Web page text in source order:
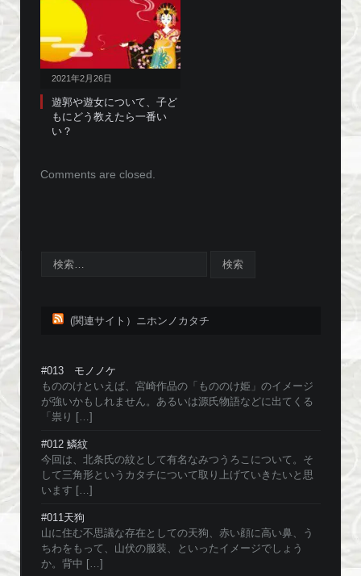
2021年2月26日
遊郭や遊女について、子ど
もにどう教えたら一番い
い？
Comments are closed.
(関連サイト）ニホンノカタチ
#013 モノノケ
もののけといえば、宮崎作品の「もののけ姫」のイメージ
が強いかもしれません。あるいは源氏物語などに出てくる
「祟り […]
#012 鱗紋
今回は、北条氏の紋として有名なみつうろこについて。そ
して三角形というカタチについて取り上げていきたいと思
います […]
#011天狗
山に住む不思議な存在としての天狗、赤い顔に高い鼻、う
ちわをもって、山伏の服装、といったイメージでしょう
か。背中 […]